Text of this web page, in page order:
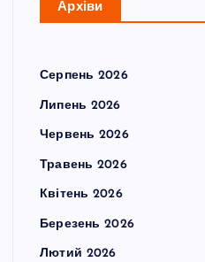
Архіви
Серпень 2026
Липень 2026
Червень 2026
Травень 2026
Квітень 2026
Березень 2026
Лютий 2026